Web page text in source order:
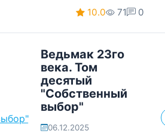
10.0
71 0
Ведьмак 23го
века. Том
десятый
"Собственный
выбор"
06.12.2025